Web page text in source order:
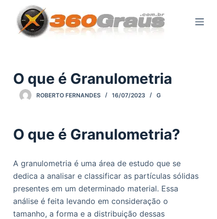
p
c
n
e
ú
d
O que é Granulometria
ROBERTO FERNANDES 16/07/2023 G
O que é Granulometria?
A granulometria é uma área de estudo que se
dedica a analisar e classificar as partículas sólidas
presentes em um determinado material. Essa
análise é feita levando em consideração o
tamanho, a forma e a distribuição dessas